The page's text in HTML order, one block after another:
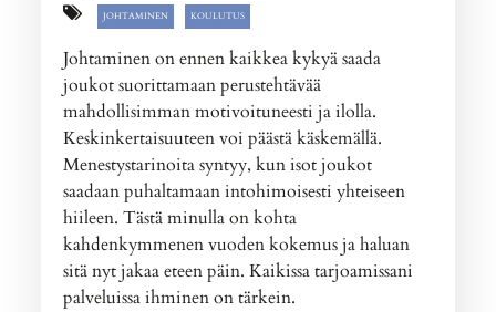
JOHTAMINEN KOULUTUS
Johtaminen on ennen kaikkea kykyä saada
joukot suorittamaan perustehtävää
mahdollisimman motivoituneesti ja ilolla.
Keskinkertaisuuteen voi päästä käskemällä.
Menestystarinoita syntyy, kun isot joukot
saadaan puhaltamaan intohimoisesti yhteiseen
hiileen. Tästä minulla on kohta
kahdenkymmenen vuoden kokemus ja haluan
sitä nyt jakaa eteen päin. Kaikissa tarjoamissani
palveluissa ihminen on tärkein.